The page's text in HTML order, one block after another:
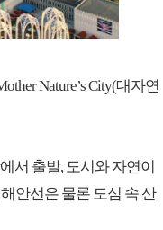
Nature’s City(대자연
서 출발, 도시와 자연이
안선은 물론 도심 속 산